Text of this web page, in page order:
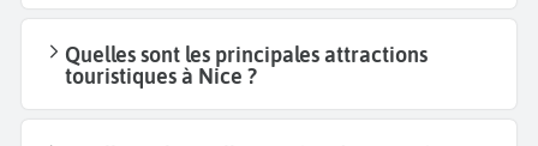
Quelles sont les principales attractions
touristiques à Nice ?